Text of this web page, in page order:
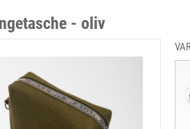
Aktuelle Kollektion
- oliv